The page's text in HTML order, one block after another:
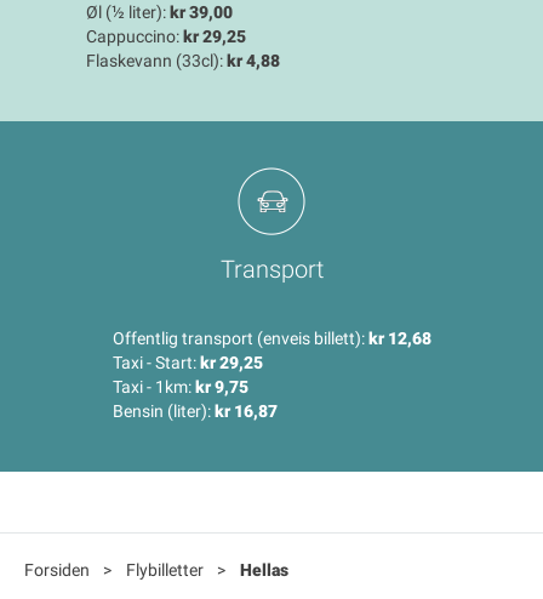
Øl (½ liter):kr 39,00
Cappuccino:kr 29,25
Flaskevann (33cl):kr 4,88
Transport
Offentlig transport (enveis billett):kr 12,68
Taxi - Start:kr 29,25
Taxi - 1km:kr 9,75
Bensin (liter):kr 16,87
Forsiden > Flybilletter > Hellas